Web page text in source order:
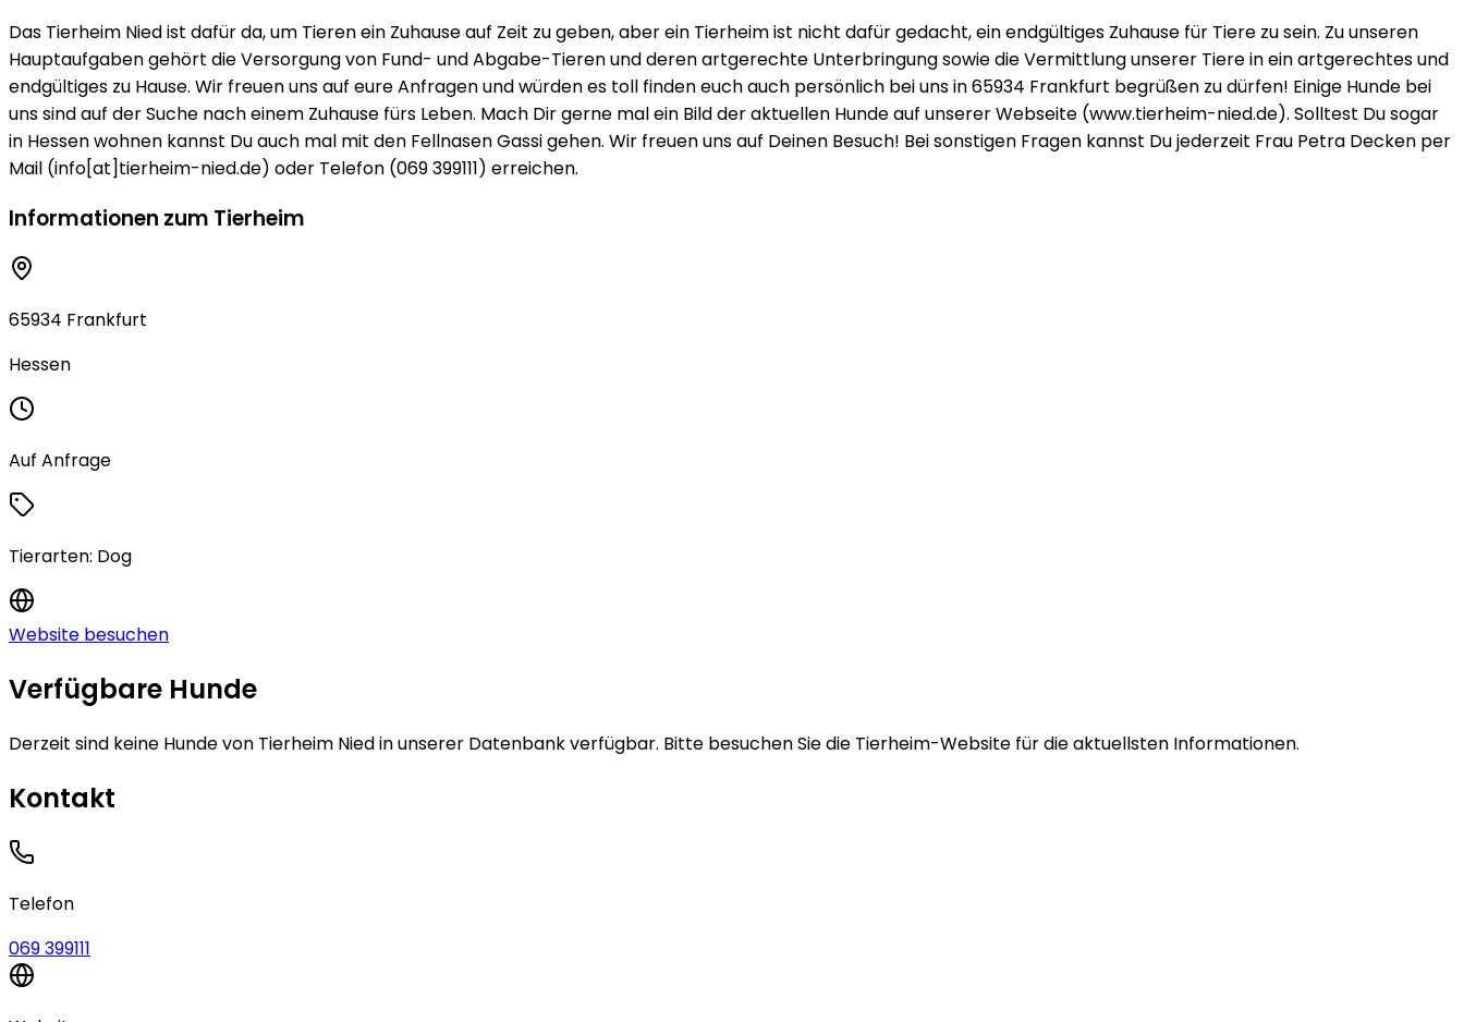
Das Tierheim Nied ist dafür da, um Tieren ein Zuhause auf Zeit zu geben, aber ein Tierheim ist nicht dafür gedacht, ein endgültiges Zuhause für Tiere zu sein. Zu unseren
Hauptaufgaben gehört die Versorgung von Fund- und Abgabe-Tieren und deren artgerechte Unterbringung sowie die Vermittlung unserer Tiere in ein artgerechtes und
endgültiges zu Hause. Wir freuen uns auf eure Anfragen und würden es toll finden euch auch persönlich bei uns in 65934 Frankfurt begrüßen zu dürfen! Einige Hunde bei
uns sind auf der Suche nach einem Zuhause fürs Leben. Mach Dir gerne mal ein Bild der aktuellen Hunde auf unserer Webseite (www.tierheim-nied.de). Solltest Du sogar
in Hessen wohnen kannst Du auch mal mit den Fellnasen Gassi gehen. Wir freuen uns auf Deinen Besuch! Bei sonstigen Fragen kannst Du jederzeit Frau Petra Decken per
Mail (info[at]tierheim-nied.de) oder Telefon (069 399111) erreichen.
Informationen zum Tierheim
65934 Frankfurt
Hessen
Auf Anfrage
Tierarten: Dog
Website besuchen
Verfügbare Hunde
Derzeit sind keine Hundevon Tierheim Niedin unserer Datenbank verfügbar. Bitte besuchen Sie die Tierheim-Website für die aktuellsten Informationen.
Kontakt
Telefon
069 399111